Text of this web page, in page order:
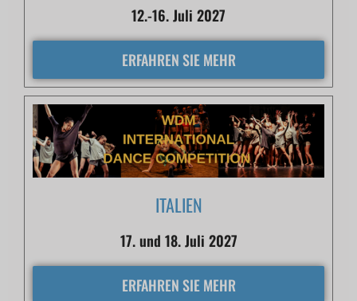
12.-16. Juli 2027
ERFAHREN SIE MEHR
ITALIEN
17. und 18. Juli 2027
ERFAHREN SIE MEHR